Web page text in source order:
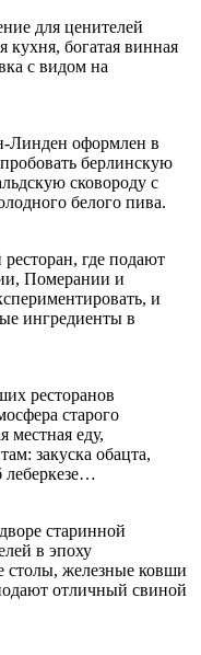
для ценителей
кухня, богатая винная
с видом на
Линден оформлен в
берлинскую
сковороду с
белого пива.
где подают
Померании и
и
ингредиенты в
ресторанов
старого
еду,
закуска обацта,
леберкезе…
старинной
в эпоху
столы, железные ковши
отличный свиной